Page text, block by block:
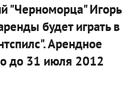
"Черноморца" Игорь
будет играть в
Арендное
до 31 июля 2012